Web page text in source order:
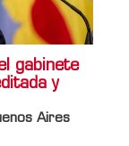
gabinete
y
Aires